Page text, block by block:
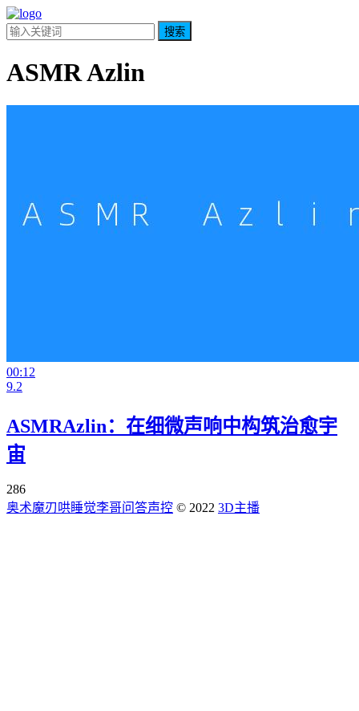
搜索
ASMR Azlin
00:12
9.2
ASMRAzlin：在细微声响中构筑治愈宇
宙
286
奥术魔刃 哄睡觉李哥问答声控 © 2022 3D主播